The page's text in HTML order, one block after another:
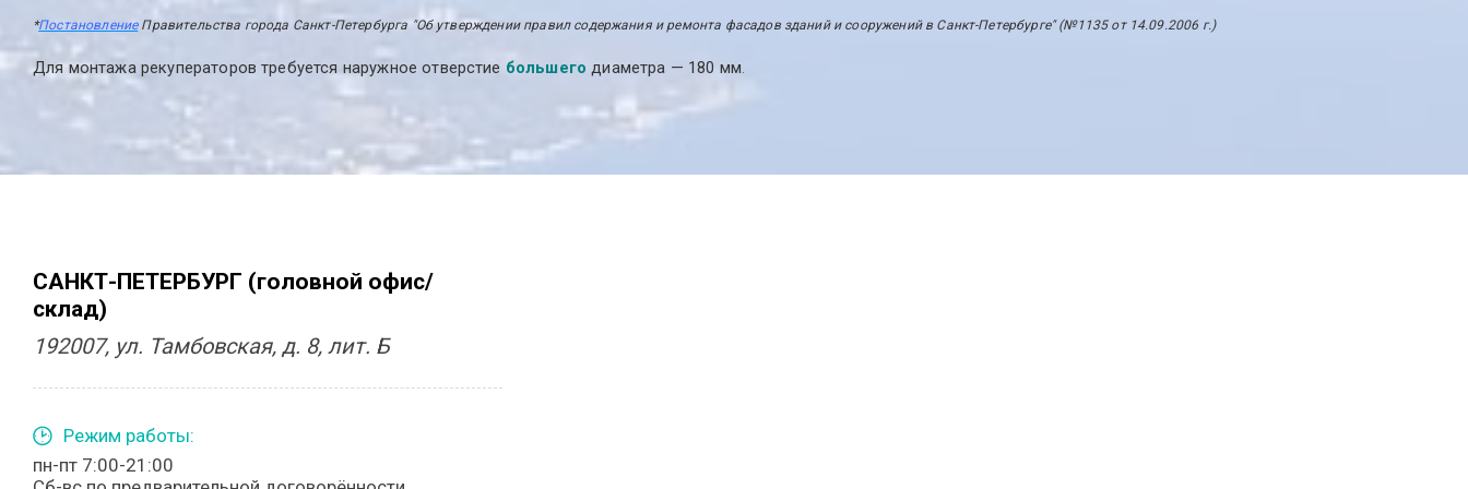
*Постановление Правительства города Санкт-Петербурга "Об утверждении правил содержания и ремонта фасадов зданий и сооружений в Санкт-Петербурге" (№1135 от 14.09.2006 г.)
Для монтажа рекуператоров требуется наружное отверстие большего диаметра — 180 мм.
САНКТ-ПЕТЕРБУРГ (головной офис/
склад)
192007, ул. Тамбовская, д. 8, лит. Б
Режим работы:
пн-пт 7:00-21:00